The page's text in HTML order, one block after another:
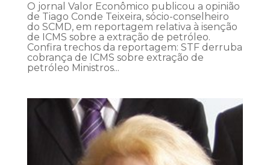
O jornal Valor Econômico publicou a opinião
de Tiago Conde Teixeira, sócio-conselheiro
do SCMD, em reportagem relativa à isenção
de ICMS sobre a extração de petróleo.
Confira trechos da reportagem: STF derruba
cobrança de ICMS sobre extração de
petróleo Ministros...